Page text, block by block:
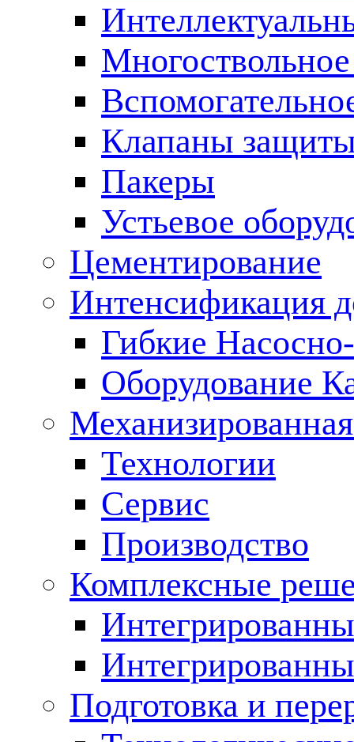
Клапаны
Пакеры
Устьевое
Цементирование
Интенсификация
Гибкие
Оборудование
Технологии
Сервис
Производство
Комплексные
Подготовка и